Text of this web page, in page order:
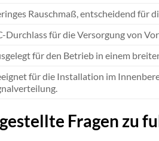
Rauschmaß, entscheidend für
Durchlass für die Versorgung von
für den Betrieb in einem
für die Installation im
Fragen zu